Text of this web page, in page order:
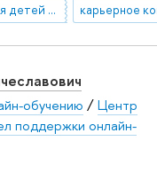
профориентация детей и молодежи
обучению /Центр
поддержки онлайн-